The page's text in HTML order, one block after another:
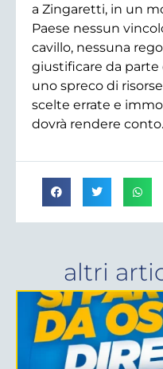
a Zingaretti, in un
Paese nessun
cavillo, nessuna
giustificare da
uno spreco di
scelte errate e
dovrà rendere conto.
altri